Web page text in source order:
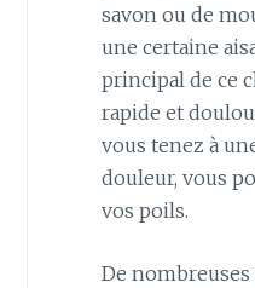
savon ou de
une certaine
principal de ce
rapide et
vous tenez à
douleur, vous
vos poils.
De